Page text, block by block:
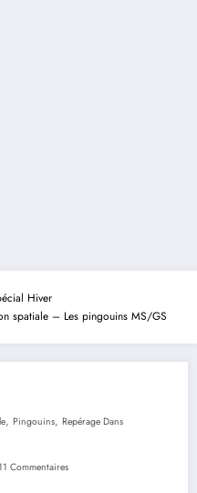
Hiver
spatiale – Les pingouins MS/GS
, Pingouins, Repérage Dans
11 Commentaires